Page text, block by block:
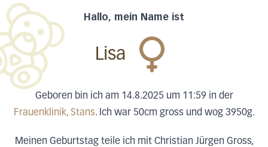
Hallo, mein Name ist
Lisa
Geboren bin ich am 14.8.2025 um 11:59 in der
Frauenklinik, Stans. Ich war 50cm gross und wog 3950g.
Meinen Geburtstag teile ich mit Christian Jürgen Gross,